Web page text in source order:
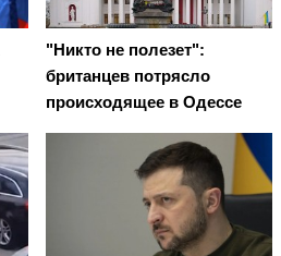
"Никто не полезет":
британцев потрясло
происходящее в Одессе